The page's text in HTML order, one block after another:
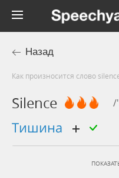
Назад
Как произносится слово
Silence /
тишина